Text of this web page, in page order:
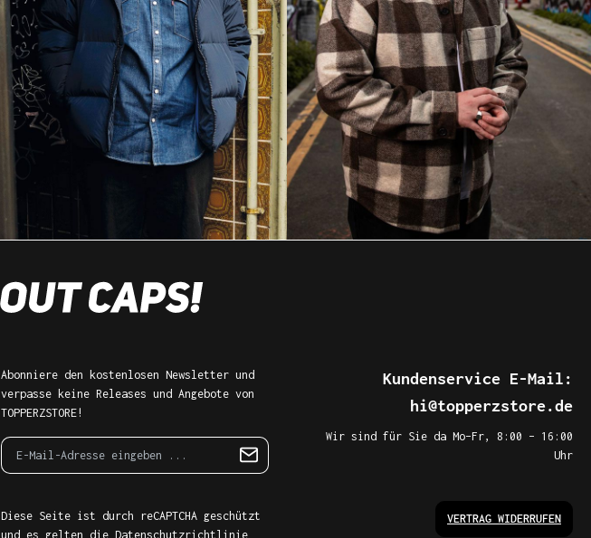
Abonniere den kostenlosen Newsletter und
verpasse keine Releases und Angebote von
TOPPERZSTORE!
Diese Seite ist durch reCAPTCHA geschützt
und es gelten die Datenschutzrichtlinie
Kundenservice E-Mail:
hi@topperzstore.de
Wir sind für Sie da Mo–Fr, 8:00 – 16:00
Uhr
VERTRAG WIDERRUFEN